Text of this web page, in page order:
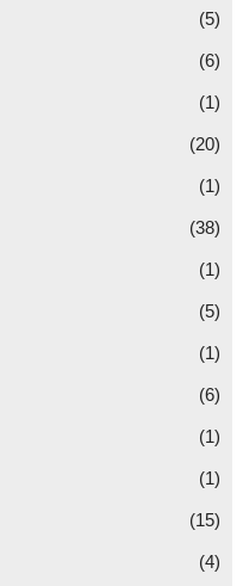
(5)
(6)
(1)
(20)
(1)
(38)
(1)
(5)
(1)
(6)
(1)
(1)
(15)
(4)